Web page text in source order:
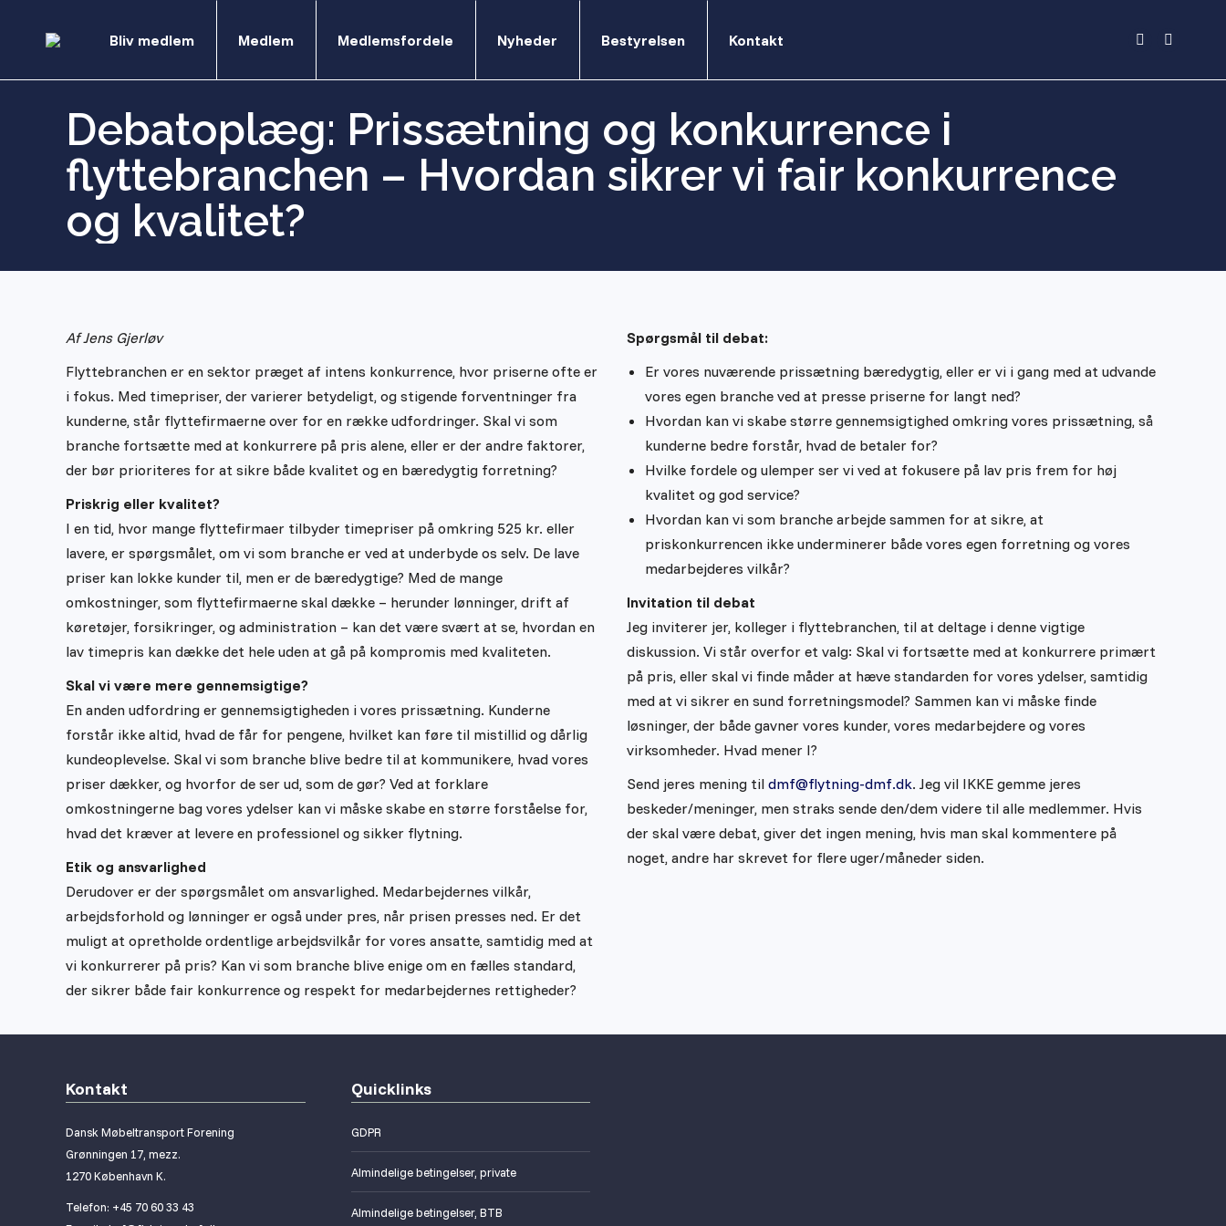
Bliv medlem Medlem Medlemsfordele Nyheder Bestyrelsen Kontakt
pagepage
Debatoplæg: Prissætning og konkurrence i
flyttebranchen – Hvordan sikrer vi fair konkurrence
og kvalitet?
Af Jens Gjerløv
Flyttebranchen er en sektor præget af intens konkurrence, hvor priserne ofte er
i fokus. Med timepriser, der varierer betydeligt, og stigende forventninger fra
kunderne, står flyttefirmaerne over for en række udfordringer. Skal vi som
branche fortsætte med at konkurrere på pris alene, eller er der andre faktorer,
der bør prioriteres for at sikre både kvalitet og en bæredygtig forretning?
Priskrig eller kvalitet?
I en tid, hvor mange flyttefirmaer tilbyder timepriser på omkring 525 kr. eller
lavere, er spørgsmålet, om vi som branche er ved at underbyde os selv. De lave
priser kan lokke kunder til, men er de bæredygtige? Med de mange
omkostninger, som flyttefirmaerne skal dække – herunder lønninger, drift af
køretøjer, forsikringer, og administration – kan det være svært at se, hvordan en
lav timepris kan dække det hele uden at gå på kompromis med kvaliteten.
Skal vi være mere gennemsigtige?
En anden udfordring er gennemsigtigheden i vores prissætning. Kunderne
forstår ikke altid, hvad de får for pengene, hvilket kan føre til mistillid og dårlig
kundeoplevelse. Skal vi som branche blive bedre til at kommunikere, hvad vores
priser dækker, og hvorfor de ser ud, som de gør? Ved at forklare
omkostningerne bag vores ydelser kan vi måske skabe en større forståelse for,
hvad det kræver at levere en professionel og sikker flytning.
Etik og ansvarlighed
Derudover er der spørgsmålet om ansvarlighed. Medarbejdernes vilkår,
arbejdsforhold og lønninger er også under pres, når prisen presses ned. Er det
muligt at opretholde ordentlige arbejdsvilkår for vores ansatte, samtidig med at
vi konkurrerer på pris? Kan vi som branche blive enige om en fælles standard,
der sikrer både fair konkurrence og respekt for medarbejdernes rettigheder?
Spørgsmål til debat:
Er vores nuværende prissætning bæredygtig, eller er vi i gang med at udvande
vores egen branche ved at presse priserne for langt ned?
Hvordan kan vi skabe større gennemsigtighed omkring vores prissætning, så
kunderne bedre forstår, hvad de betaler for?
Hvilke fordele og ulemper ser vi ved at fokusere på lav pris frem for høj
kvalitet og god service?
Hvordan kan vi som branche arbejde sammen for at sikre, at
priskonkurrencen ikke underminerer både vores egen forretning og vores
medarbejderes vilkår?
Invitation til debat
Jeg inviterer jer, kolleger i flyttebranchen, til at deltage i denne vigtige
diskussion. Vi står overfor et valg: Skal vi fortsætte med at konkurrere primært
på pris, eller skal vi finde måder at hæve standarden for vores ydelser, samtidig
med at vi sikrer en sund forretningsmodel? Sammen kan vi måske finde
løsninger, der både gavner vores kunder, vores medarbejdere og vores
virksomheder. Hvad mener I?
Send jeres mening til dmf@flytning-dmf.dk. Jeg vil IKKE gemme jeres
beskeder/meninger, men straks sende den/dem videre til alle medlemmer. Hvis
der skal være debat, giver det ingen mening, hvis man skal kommentere på
noget, andre har skrevet for flere uger/måneder siden.
Kontakt
Dansk Møbeltransport Forening
Grønningen 17, mezz.
1270 København K.
Telefon: +45 70 60 33 43
Quicklinks
GDPR
Almindelige betingelser, private
Almindelige betingelser, BTB